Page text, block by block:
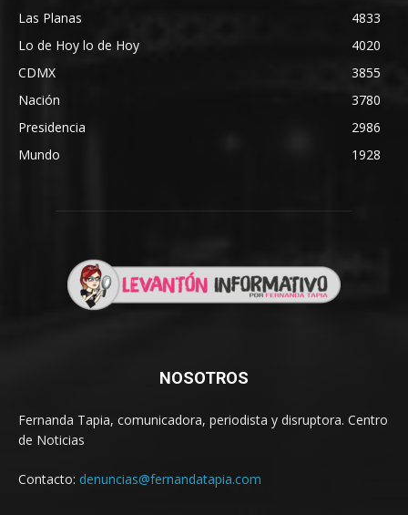
Las Planas
4833
Lo de Hoy lo de Hoy
4020
CDMX
3855
Nación
3780
Presidencia
2986
Mundo
1928
NOSOTROS
Fernanda Tapia, comunicadora, periodista y disruptora. Centro
de Noticias
Contacto: denuncias@fernandatapia.com